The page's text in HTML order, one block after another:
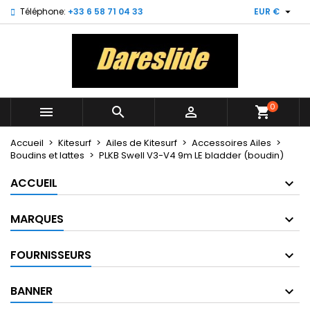
Téléphone: +33 6 58 71 04 33 EUR € 
   shopping_cart0
Accueil Kitesurf Ailes de Kitesurf
Accessoires Ailes
Boudins et lattes
PLKB Swell V3-V4 9m LE bladder (boudin)
ACCUEIL
MARQUES
FOURNISSEURS
BANNER
My wishlists ×
Create new list
Créer une liste d'envies ×
Nom de la liste d'envies
Connexion ×
Vous devez être connecté pour ajouter des produits
Annuler Connexion